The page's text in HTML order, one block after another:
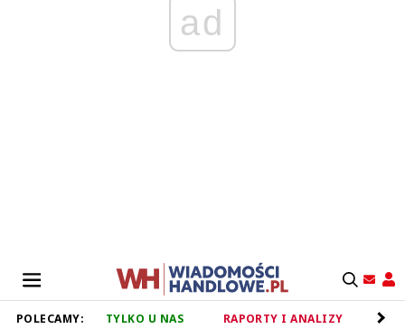
ad
POLECAMY: TYLKO U NAS RAPORTY I ANALIZY